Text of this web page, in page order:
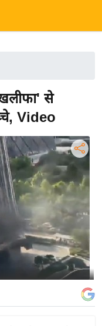
से
Video